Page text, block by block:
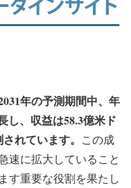
年の予測期間中、年
し、収益は58.3億米ド
れています。 この成
速に拡大していること
す重要な役割を果たし